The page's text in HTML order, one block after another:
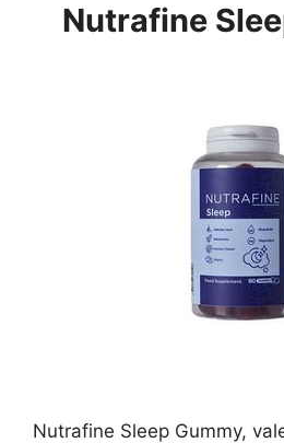
Nutrafine
Nutrafine Sleep Gummy,